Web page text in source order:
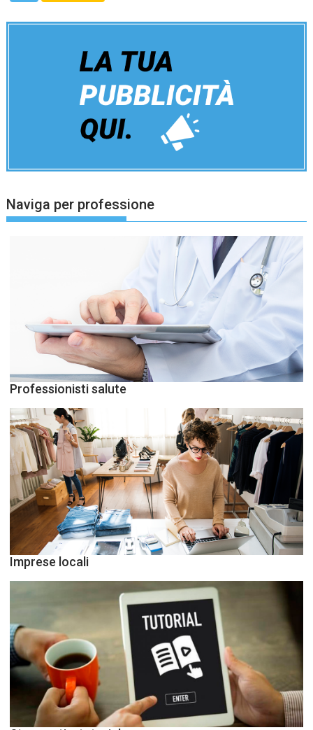
Naviga per professione
Professionisti salute
Imprese locali